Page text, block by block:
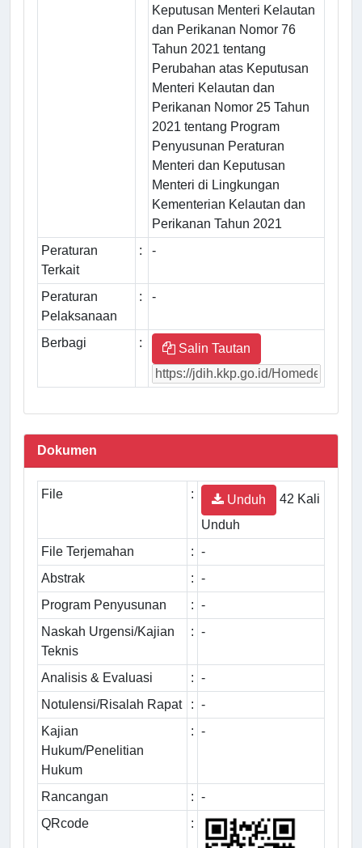
Keputusan Menteri Kelautan
dan Perikanan Nomor 76
Tahun 2021 tentang
Perubahan atas Keputusan
Menteri Kelautan dan
Perikanan Nomor 25 Tahun
2021 tentang Program
Penyusunan Peraturan
Menteri dan Keputusan
Menteri di Lingkungan
Kementerian Kelautan dan
Perikanan Tahun 2021
Peraturan
Terkait
: -
Peraturan
Pelaksanaan
: -
Berbagi : Salin Tautan
Dokumen
File : Unduh
42 Kali
Unduh
File Terjemahan
: -
Abstrak
: -
Program Penyusunan
: -
Naskah Urgensi/Kajian
Teknis
: -
Analisis & Evaluasi : -
Notulensi/Risalah Rapat
: -
Kajian
Hukum/Penelitian
Hukum
: -
Rancangan : -
QRcode
: